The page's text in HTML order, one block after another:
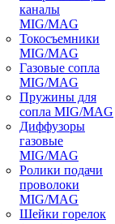
каналы
MIG/MAG
Токосъемники
MIG/MAG
Газовые сопла
MIG/MAG
Пружины для
сопла MIG/MAG
Диффузоры
газовые
MIG/MAG
Ролики подачи
проволоки
MIG/MAG
Шейки горелок